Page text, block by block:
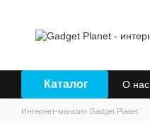
Каталог О нас
Интернет-магазин Gadget Planet